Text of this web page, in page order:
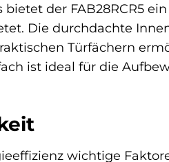
der FAB28RCR5
Die durchdachte
Türfächern
ist ideal für die
wichtige